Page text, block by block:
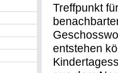
Treffpunkt
entstehen